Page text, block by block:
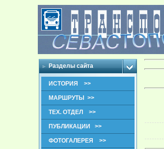
Разделы сайта
ИСТОРИЯ >>
МАРШРУТЫ >>
ТЕХ. ОТДЕЛ >>
ПУБЛИКАЦИИ >>
ФОТОГАЛЕРЕЯ >>